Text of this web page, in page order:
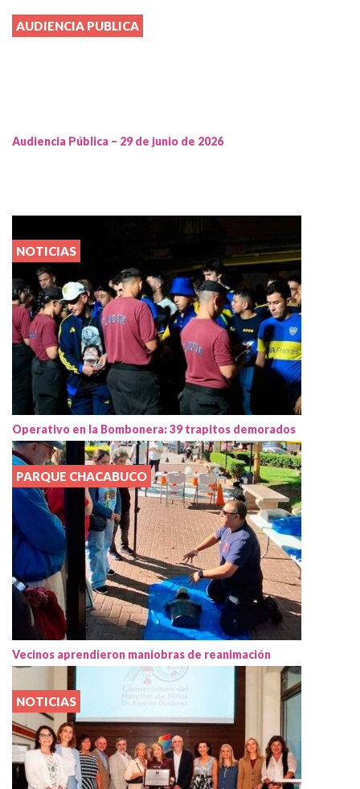
AUDIENCIA PUBLICA
Audiencia Pública – 29 de junio de 2026
NOTICIAS
Operativo en la Bombonera: 39 trapitos demorados
PARQUE CHACABUCO
Vecinos aprendieron maniobras de reanimación
NOTICIAS